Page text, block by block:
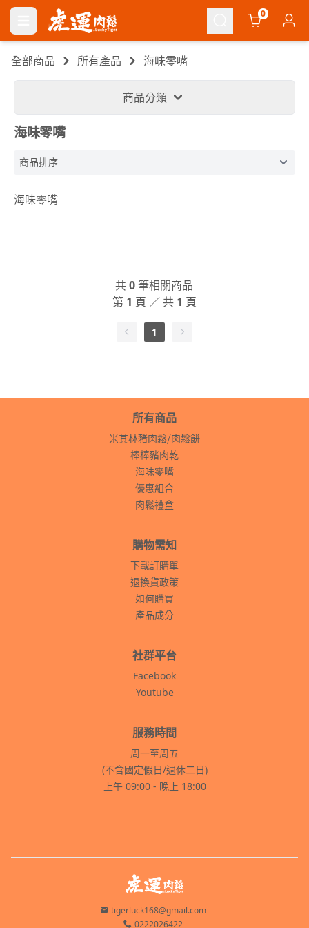
Cart0
全部商品 所有產品 海味零嘴
商品分類
海味零嘴
海味零嘴
共0筆相關商品
第 1 頁 ／ 共 1 頁
1
所有商品
米其林豬肉鬆⧸肉鬆餅
棒棒豬肉乾
海味零嘴
優惠組合
肉鬆禮盒
購物需知
下載訂購單
退換貨政策
如何購買
產品成分
社群平台
Facebook
Youtube
服務時間
周一至周五
(不含國定假日/週休二日)
上午 09:00 - 晚上 18:00
tigerluck168@gmail.com
0222026422